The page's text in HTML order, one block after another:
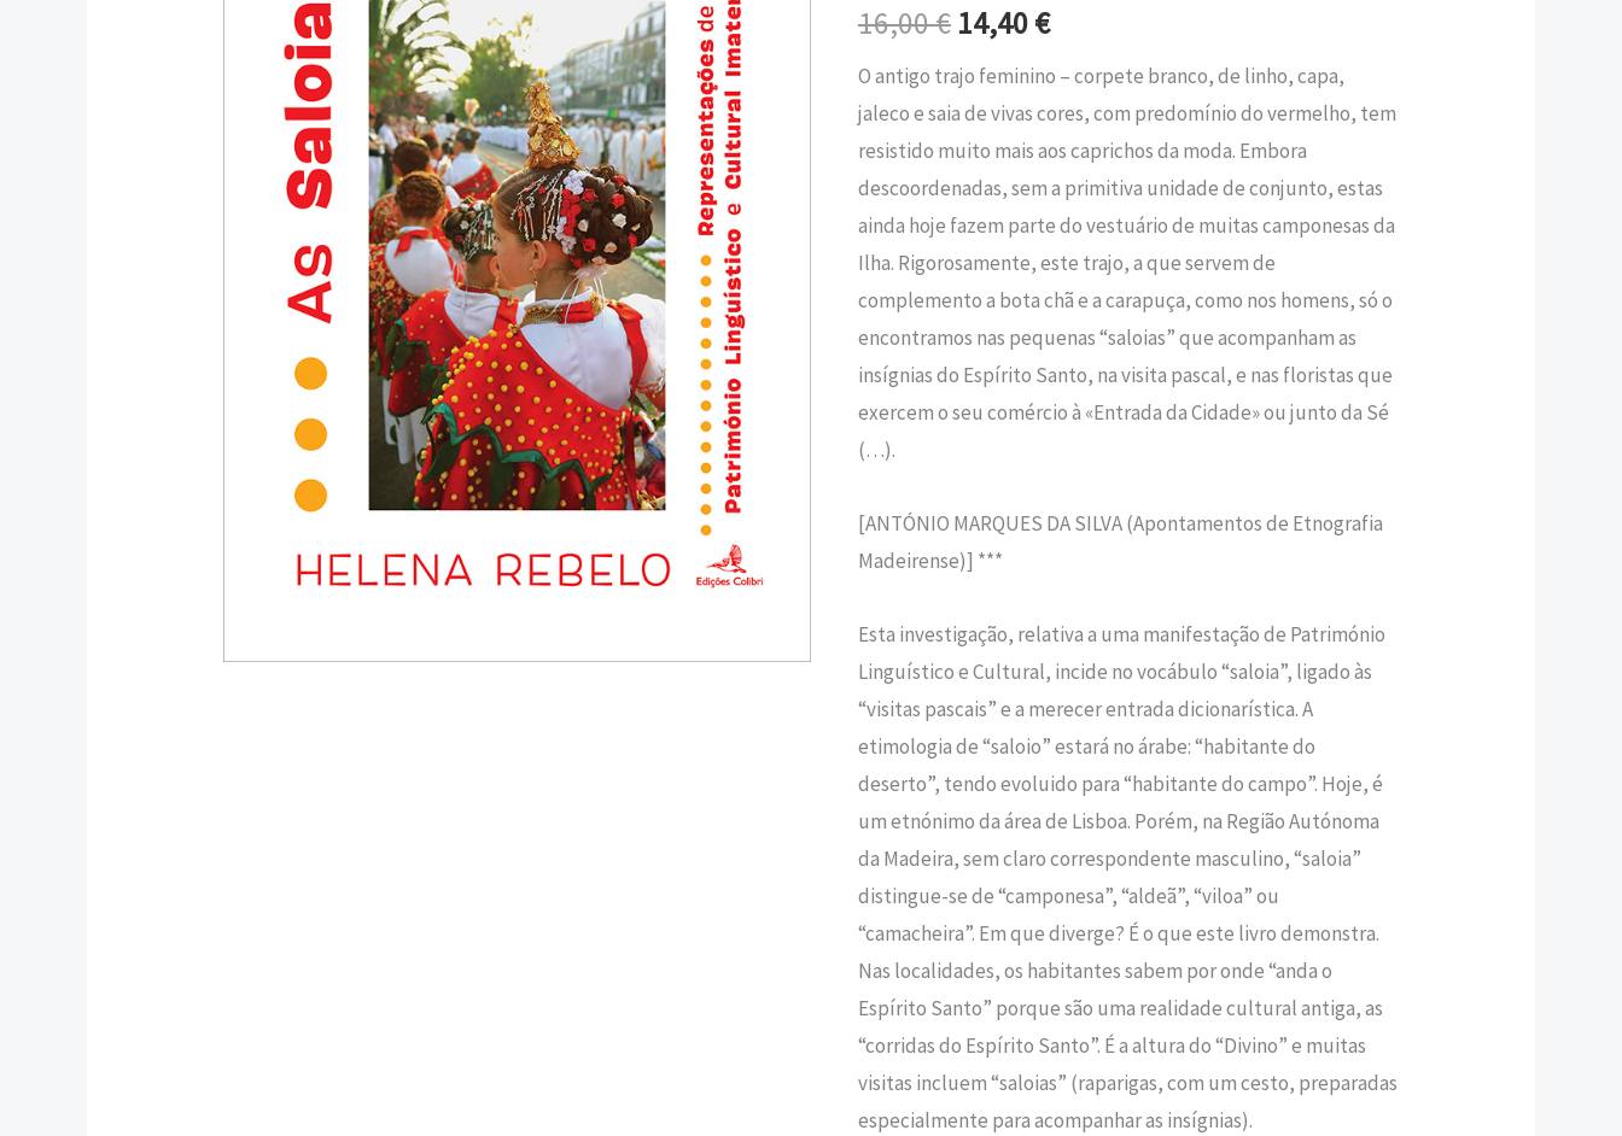
16,00€ era:
16,00 €.
14,40€é:
14,40 €.
O antigo trajo feminino – corpete branco, de linho, capa,
jaleco e saia de vivas cores, com predomínio do vermelho, tem
resistido muito mais aos caprichos da moda. Embora
descoordenadas, sem a primitiva unidade de conjunto, estas
ainda hoje fazem parte do vestuário de muitas camponesas da
Ilha. Rigorosamente, este trajo, a que servem de
complemento a bota chã e a carapuça, como nos homens, só o
encontramos nas pequenas “saloias” que acompanham as
insígnias do Espírito Santo, na visita pascal, e nas floristas que
exercem o seu comércio à «Entrada da Cidade» ou junto da Sé
(…).
[ANTÓNIO MARQUES DA SILVA (Apontamentos de Etnografia
Madeirense)] ***
Esta investigação, relativa a uma manifestação de Património
Linguístico e Cultural, incide no vocábulo “saloia”, ligado às
“visitas pascais” e a merecer entrada dicionarística. A
etimologia de “saloio” estará no árabe: “habitante do
deserto”, tendo evoluido para “habitante do campo”. Hoje, é
um etnónimo da área de Lisboa. Porém, na Região Autónoma
da Madeira, sem claro correspondente masculino, “saloia”
distingue-se de “camponesa”, “aldeã”, “viloa” ou
“camacheira”. Em que diverge? É o que este livro demonstra.
Nas localidades, os habitantes sabem por onde “anda o
Espírito Santo” porque são uma realidade cultural antiga, as
“corridas do Espírito Santo”. É a altura do “Divino” e muitas
visitas incluem “saloias” (raparigas, com um cesto, preparadas
especialmente para acompanhar as insígnias).
Madeira